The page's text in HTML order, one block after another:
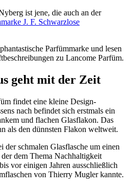
ist jene, die auch an der
J. F. Schwarzlose
Parfümmarke und lesen
zu Lancome Parfüm.
geht mit der Zeit
findet eine kleine Design-
nach befindet sich erstmals ein
und flachen Glasflakon. Das
als den dünnsten Flakon weltweit.
der schmalen Glasflasche um einen
dem Thema Nachhaltigkeit
vor einigen Jahren ausschließlich
von Thierry Mugler kannte.